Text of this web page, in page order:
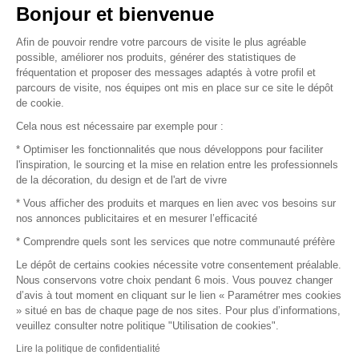
Vendez vos produits
Plan du site
© 2016 –Organisation SAFI
Recrutement
Mentions légales
Conditions commerciales
Bonjour et bienvenue
Afin de pouvoir rendre votre parcours de visite le plus agréable
possible, améliorer nos produits, générer des statistiques de
fréquentation et proposer des messages adaptés à votre profil et
parcours de visite, nos équipes ont mis en place sur ce site le dépôt
de cookie.
Cela nous est nécessaire par exemple pour :
* Optimiser les fonctionnalités que nous développons pour faciliter
l'inspiration, le sourcing et la mise en relation entre les professionnels
de la décoration, du design et de l'art de vivre
* Vous afficher des produits et marques en lien avec vos besoins sur
nos annonces publicitaires et en mesurer l’efficacité
* Comprendre quels sont les services que notre communauté préfère
Le dépôt de certains cookies nécessite votre consentement préalable.
Nous conservons votre choix pendant 6 mois. Vous pouvez changer
d’avis à tout moment en cliquant sur le lien « Paramétrer mes cookies
» situé en bas de chaque page de nos sites. Pour plus d’informations,
veuillez consulter notre politique "Utilisation de cookies".
Lire la politique de confidentialité